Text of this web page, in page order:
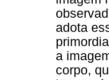
adota
a
corpo,